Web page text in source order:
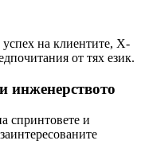
на клиентите, X-
от тях език.
инженерството
спринтовете и